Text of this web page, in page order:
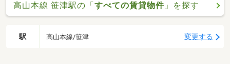
高山本線 笹津駅の「すべての賃貸物件 」を探す
駅 高山本線/笹津 変更する